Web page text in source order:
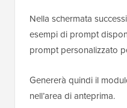
Nella schermata
esempi di prompt
prompt personalizzato
Genererà quindi il
nell’area di anteprima.